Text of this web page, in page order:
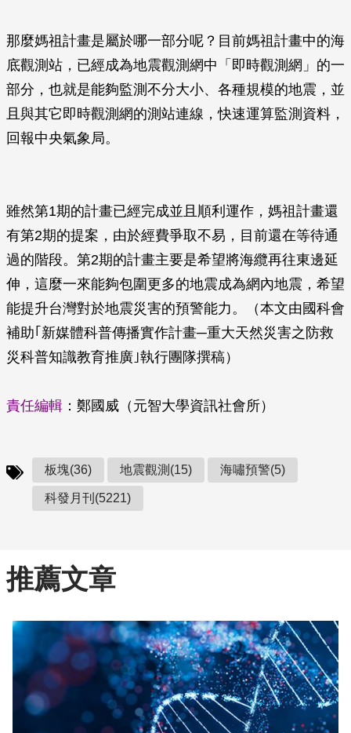
那麼媽祖計畫是屬於哪一部分呢？目前媽祖計畫中的海
底觀測站，已經成為地震觀測網中「即時觀測網」的一
部分，也就是能夠監測不分大小、各種規模的地震，並
且與其它即時觀測網的測站連線，快速運算監測資料，
回報中央氣象局。
雖然第1期的計畫已經完成並且順利運作，媽祖計畫還
有第2期的提案，由於經費爭取不易，目前還在等待通
過的階段。第2期的計畫主要是希望將海纜再往東邊延
伸，這麼一來能夠包圍更多的地震成為網內地震，希望
能提升台灣對於地震災害的預警能力。（本文由國科會
補助｢新媒體科普傳播實作計畫─重大天然災害之防救
災科普知識教育推廣｣執行團隊撰稿）
責任編輯 ：鄭國威（元智大學資訊社會所）
板塊(36) 地震觀測(15) 海嘯預警(5)
科發月刊(5221)
推薦文章